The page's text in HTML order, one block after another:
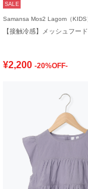
SALE
Samansa Mos2 Lagom（KIDS
【接触冷感】メッシュフー
¥2,200 -20%OFF-